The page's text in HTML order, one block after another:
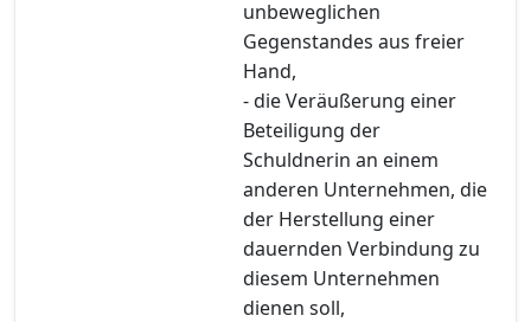
unbeweglichen
Gegenstandes aus freier
Hand,
- die Veräußerung einer
Beteiligung der
Schuldnerin an einem
anderen Unternehmen, die
der Herstellung einer
dauernden Verbindung zu
diesem Unternehmen
dienen soll,